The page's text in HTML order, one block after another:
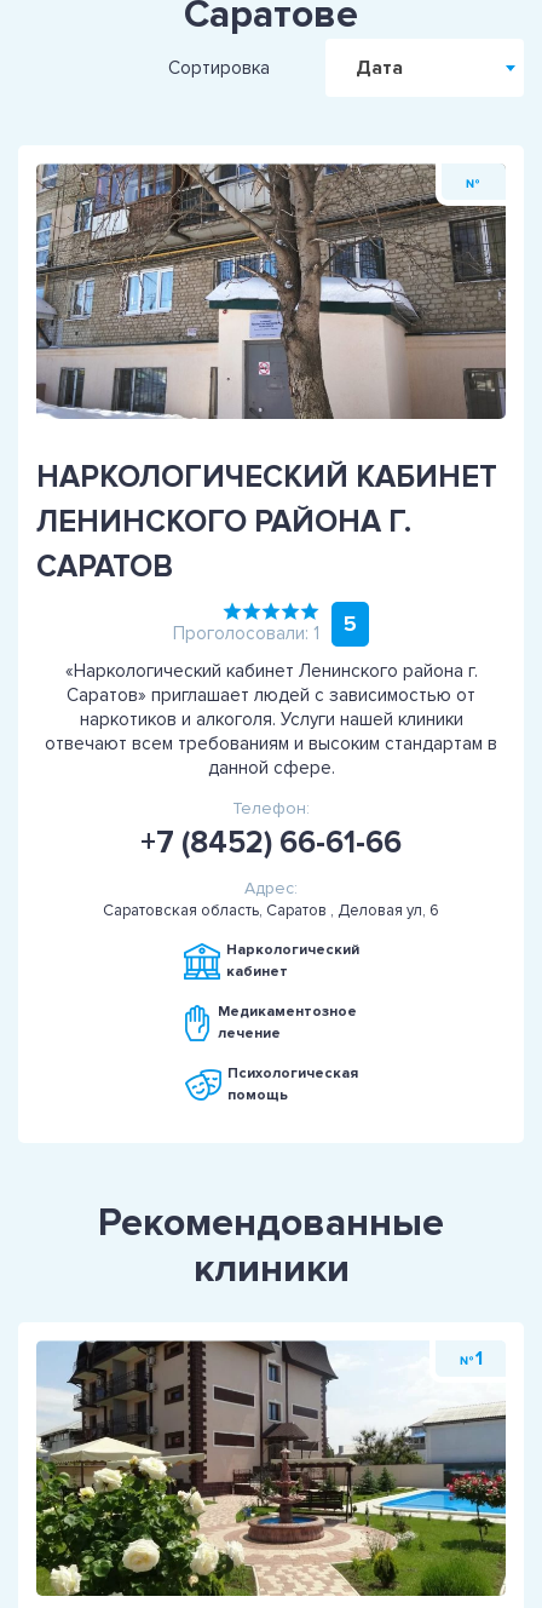
Саратове
Сортировка Дата
№
НАРКОЛОГИЧЕСКИЙ КАБИНЕТ
ЛЕНИНСКОГО РАЙОНА Г.
САРАТОВ
Проголосовали: 1 5
«Наркологический кабинет Ленинского района г.
Саратов» приглашает людей с зависимостью от
наркотиков и алкоголя. Услуги нашей клиники
отвечают всем требованиям и высоким стандартам в
данной сфере.
Телефон:
+7 (8452) 66-61-66
Адрес:
Саратовская область, Саратов , Деловая ул, 6
Наркологический
кабинет
Медикаментозное
лечение
Психологическая
помощь
Рекомендованные
клиники
№ 1